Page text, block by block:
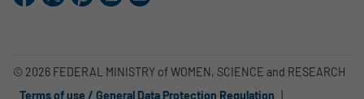
Mail
© 2026 FEDERAL MINISTRY of WOMEN, SCIENCE and RESEARCH
Terms of use / General Data Protection Regulation